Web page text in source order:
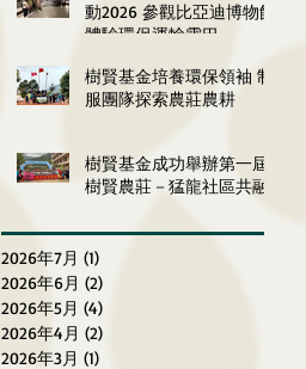
動2026 參觀比亞迪博物館
體驗環保運輸雲巴
樹賢基金培養環保領袖 制
服團隊探索農莊農耕
樹賢基金成功舉辦第一屆
樹賢農莊－猛龍社區共融
日）
2026年7月 (1)
2026年6月 (2)
2026年5月 (4)
2026年4月 (2)
2026年3月 (1)